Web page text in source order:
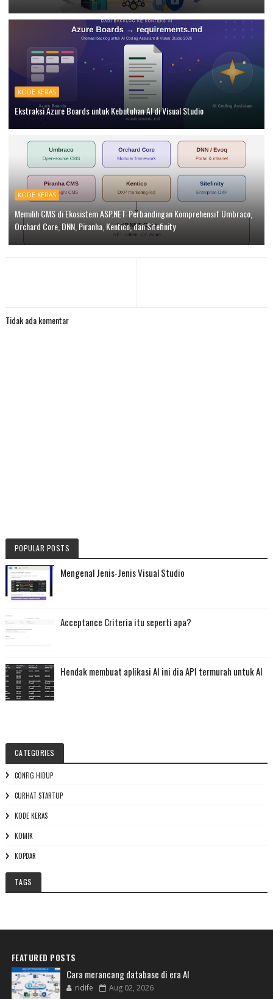
KODE KERAS
Ekstraksi Azure Boards untuk Kebutuhan AI di Visual Studio
KODE KERAS
Memilih CMS di Ekosistem ASP.NET: Perbandingan Komprehensif Umbraco,
Orchard Core, DNN, Piranha, Kentico, dan Sitefinity
Tidak ada komentar
POPULAR POSTS
Mengenal Jenis-Jenis Visual Studio
Acceptance Criteria itu seperti apa?
Hendak membuat aplikasi AI ini dia API termurah untuk AI
CATEGORIES
CONFIG HIDUP
CURHAT STARTUP
KODE KERAS
KOMIK
KOPDAR
TAGS
FEATURED POSTS
Cara merancang database di era AI
ridife Aug 02, 2026